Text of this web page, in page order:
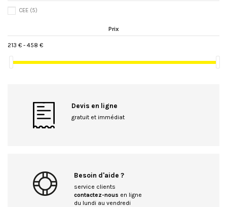
CEE (5)
Prix
213 € - 458 €
Devis en ligne
gratuit et immédiat
Besoin d'aide ?
service clients
contactez-nous en ligne
du lundi au vendredi